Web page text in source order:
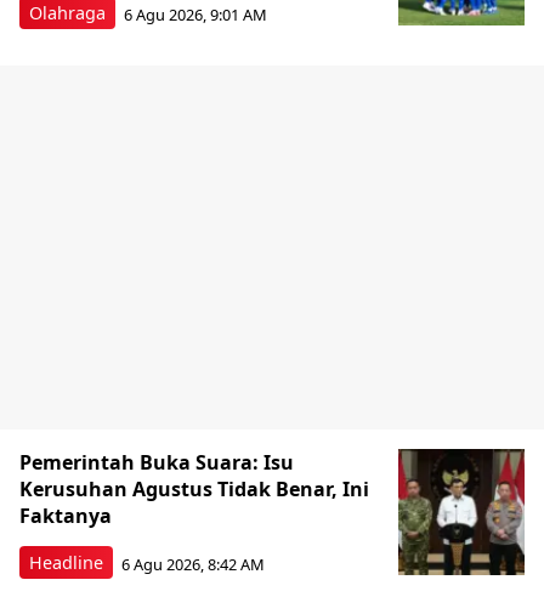
Olahraga 6 Agu 2026, 9:01 AM
Headline
Pemerintah Buka Suara: Isu
Kerusuhan Agustus Tidak Benar, Ini
Faktanya
6 Agu 2026, 8:42 AM